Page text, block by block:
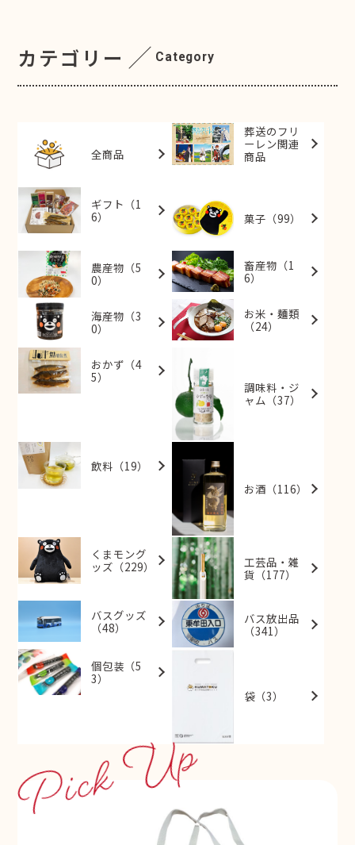
カテゴリー Category
全商品
葬送のフリ
ーレン関連
商品
ギフト（1
6）
菓子（99）
農産物（5
0）
畜産物（1
6）
海産物（3
0）
お米・麺類
（24）
おかず（4
5）
調味料・ジ
ャム（37）
飲料（19）
お酒（116）
くまモング
ッズ（229）
工芸品・雑
貨（177）
バスグッズ
（48）
バス放出品
（341）
個包装（5
3）
袋（3）